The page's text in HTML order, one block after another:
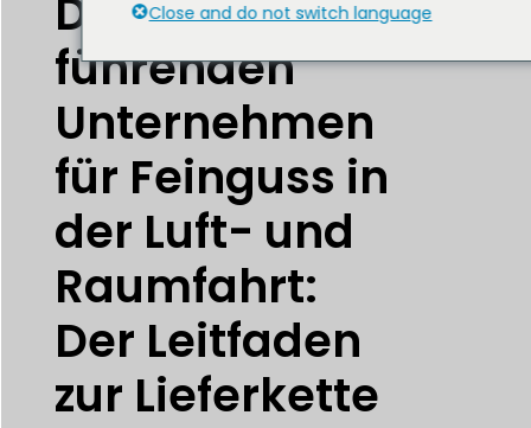
Die 5
führenden
Unternehmen
für Feinguss in
der Luft- und
Raumfahrt:
Der Leitfaden
zur Lieferkette
Close and do not switch language